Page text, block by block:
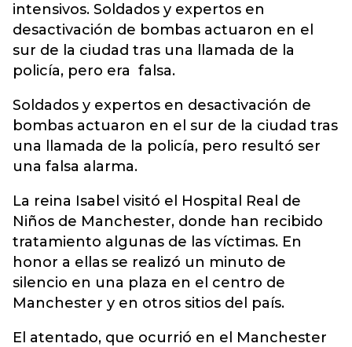
intensivos. Soldados y expertos en
desactivación de bombas actuaron en el
sur de la ciudad tras una llamada de la
policía, pero era falsa.
Soldados y expertos en desactivación de
bombas actuaron en el sur de la ciudad tras
una llamada de la policía, pero resultó ser
una falsa alarma.
La reina Isabel visitó el Hospital Real de
Niños de Manchester, donde han recibido
tratamiento algunas de las víctimas. En
honor a ellas se realizó un minuto de
silencio en una plaza en el centro de
Manchester y en otros sitios del país.
El atentado, que ocurrió en el Manchester